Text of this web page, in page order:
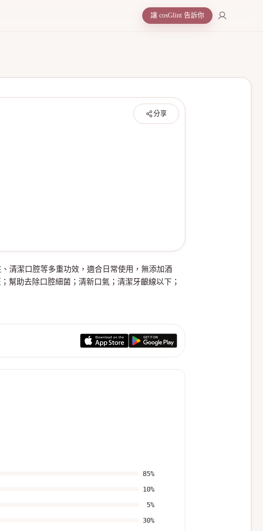
讓 cosGlint 告訴你
分享
清潔口腔等多重功效，適合日常使用，無添加酒
幫助去除口腔細菌；清新口氣；清潔牙齦線以下；
85%
10%
5%
30%